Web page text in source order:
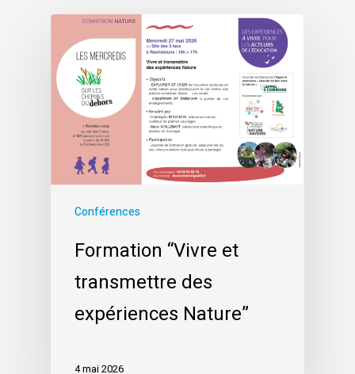
Conférences
Formation “Vivre et
transmettre des
expériences Nature”
4 mai 2026